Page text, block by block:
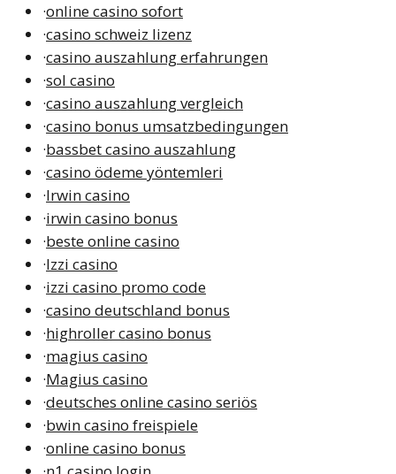
·online casino sofort
·casino schweiz lizenz
·casino auszahlung erfahrungen
·sol casino
·casino auszahlung vergleich
·casino bonus umsatzbedingungen
·bassbet casino auszahlung
·casino ödeme yöntemleri
·Irwin casino
·irwin casino bonus
·beste online casino
·Izzi casino
·izzi casino promo code
·casino deutschland bonus
·highroller casino bonus
·magius casino
·Magius casino
·deutsches online casino seriös
·bwin casino freispiele
·online casino bonus